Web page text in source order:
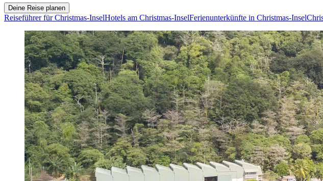
Deine Reise planen
Reiseführer für Christmas-InselHotels am Christmas-InselFerienunterkünfte in Christmas-Insel